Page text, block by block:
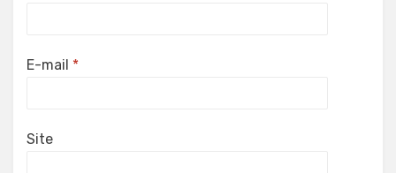
E-mail *
Site